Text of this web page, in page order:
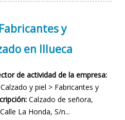
y
en Illueca
de actividad de la empresa:
y piel > Fabricantes y
Calzado de señora,
Calle La Honda, S/n...